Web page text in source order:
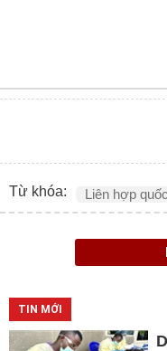
Từ khóa: Liên hợp quốc
TIN MỚI